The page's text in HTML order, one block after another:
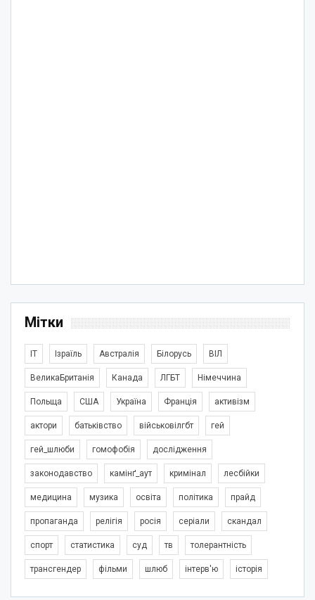
Мітки
IT Ізраїль Австралія Білорусь ВІЛ
ВеликаБританія Канада ЛГБТ Німеччина
Польща США Україна Франція активізм
актори батьківство військовілгбт гей
гей_шлюби гомофобія дослідження
законодавство камінґ_аут кримінал лесбійки
медицина музика освіта політика прайд
пропаганда релігія росія серіали скандал
спорт статистика суд тв толерантність
трансгендер фільми шлюб інтерв'ю історія